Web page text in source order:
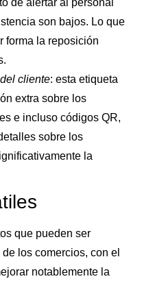
de alertar al personal
son bajos. Lo que
forma la reposición
cliente: esta etiqueta
extra sobre los
e incluso códigos QR,
sobre los
la
que pueden ser
los comercios, con el
notablemente la